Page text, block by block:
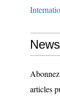
articles